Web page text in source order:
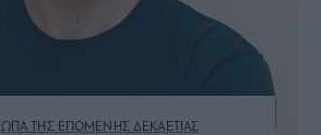
ΤΗΣ ΕΠΟΜΕΝΗΣ ΔΕΚΑΕΤΙΑΣ